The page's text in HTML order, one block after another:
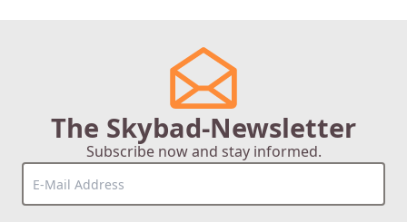
The Skybad-Newsletter
Subscribe now and stay informed.